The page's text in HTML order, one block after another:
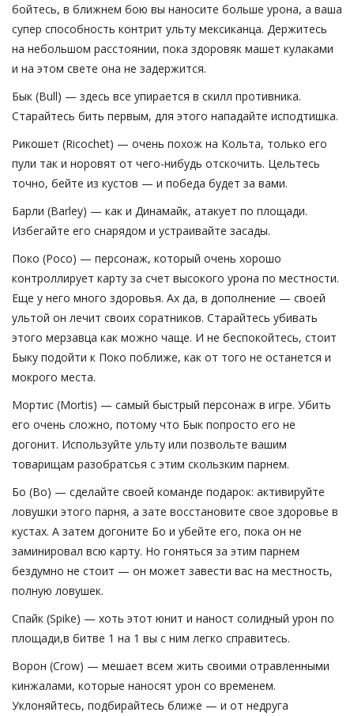
бойтесь, в ближнем бою вы наносите больше урона, а ваша
супер способность контрит ульту мексиканца. Держитесь
на небольшом расстоянии, пока здоровяк машет кулаками
и на этом свете она не задержится.
Бык (Bull) — здесь все упирается в скилл противника.
Старайтесь бить первым, для этого нападайте исподтишка.
Рикошет (Ricochet) — очень похож на Кольта, только его
пули так и норовят от чего-нибудь отскочить. Цельтесь
точно, бейте из кустов — и победа будет за вами.
Барли (Barley) — как и Динамайк, атакует по площади.
Избегайте его снарядом и устраивайте засады.
Поко (Poco) — персонаж, который очень хорошо
контроллирует карту за счет высокого урона по местности.
Еще у него много здоровья. Ах да, в дополнение — своей
ультой он лечит своих соратников. Старайтесь убивать
этого мерзавца как можно чаще. И не беспокойтесь, стоит
Быку подойти к Поко поближе, как от того не останется и
мокрого места.
Мортис (Mortis) — самый быстрый персонаж в игре. Убить
его очень сложно, потому что Бык попросто его не
догонит. Используйте ульту или позвольте вашим
товарищам разобратсья с этим скользким парнем.
Бо (Bo) — сделайте своей команде подарок: активируйте
ловушки этого парня, а зате восстановите свое здоровье в
кустах. А затем догоните Бо и убейте его, пока он не
заминировал всю карту. Но гоняться за этим парнем
бездумно не стоит — он может завести вас на местность,
полную ловушек.
Спайк (Spike) — хоть этот юнит и наност солидный урон по
площади,в битве 1 на 1 вы с ним легко справитесь.
Ворон (Crow) — мешает всем жить своими отравленными
кинжалами, которые наносят урон со временем.
Уклоняйтесь, подбирайтесь ближе — и от недруга